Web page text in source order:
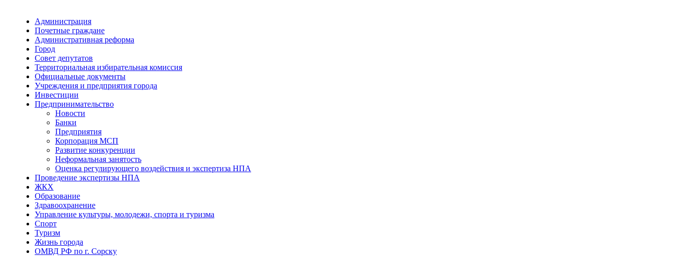
Администрация
Почетные граждане
Административная реформа
Город
Совет депутатов
Территориальная избирательная комиссия
Официальные документы
Учреждения и предприятия города
Инвестиции
Предпринимательство
Новости
Банки
Предприятия
Корпорация МСП
Развитие конкуренции
Неформальная занятость
Оценка регулирующего воздействия и экспертиза НПА
Проведение экспертизы НПА
ЖКХ
Образование
Здравоохранение
Управление культуры, молодежи, спорта и туризма
Спорт
Туризм
Жизнь города
ОМВД РФ по г. Сорску